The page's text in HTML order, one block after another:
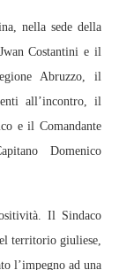
nella sede della
Costantini e il
Abruzzo, il
all’incontro, il
e il Comandante
Domenico
Il Sindaco
territorio giuliese,
l’impegno ad una